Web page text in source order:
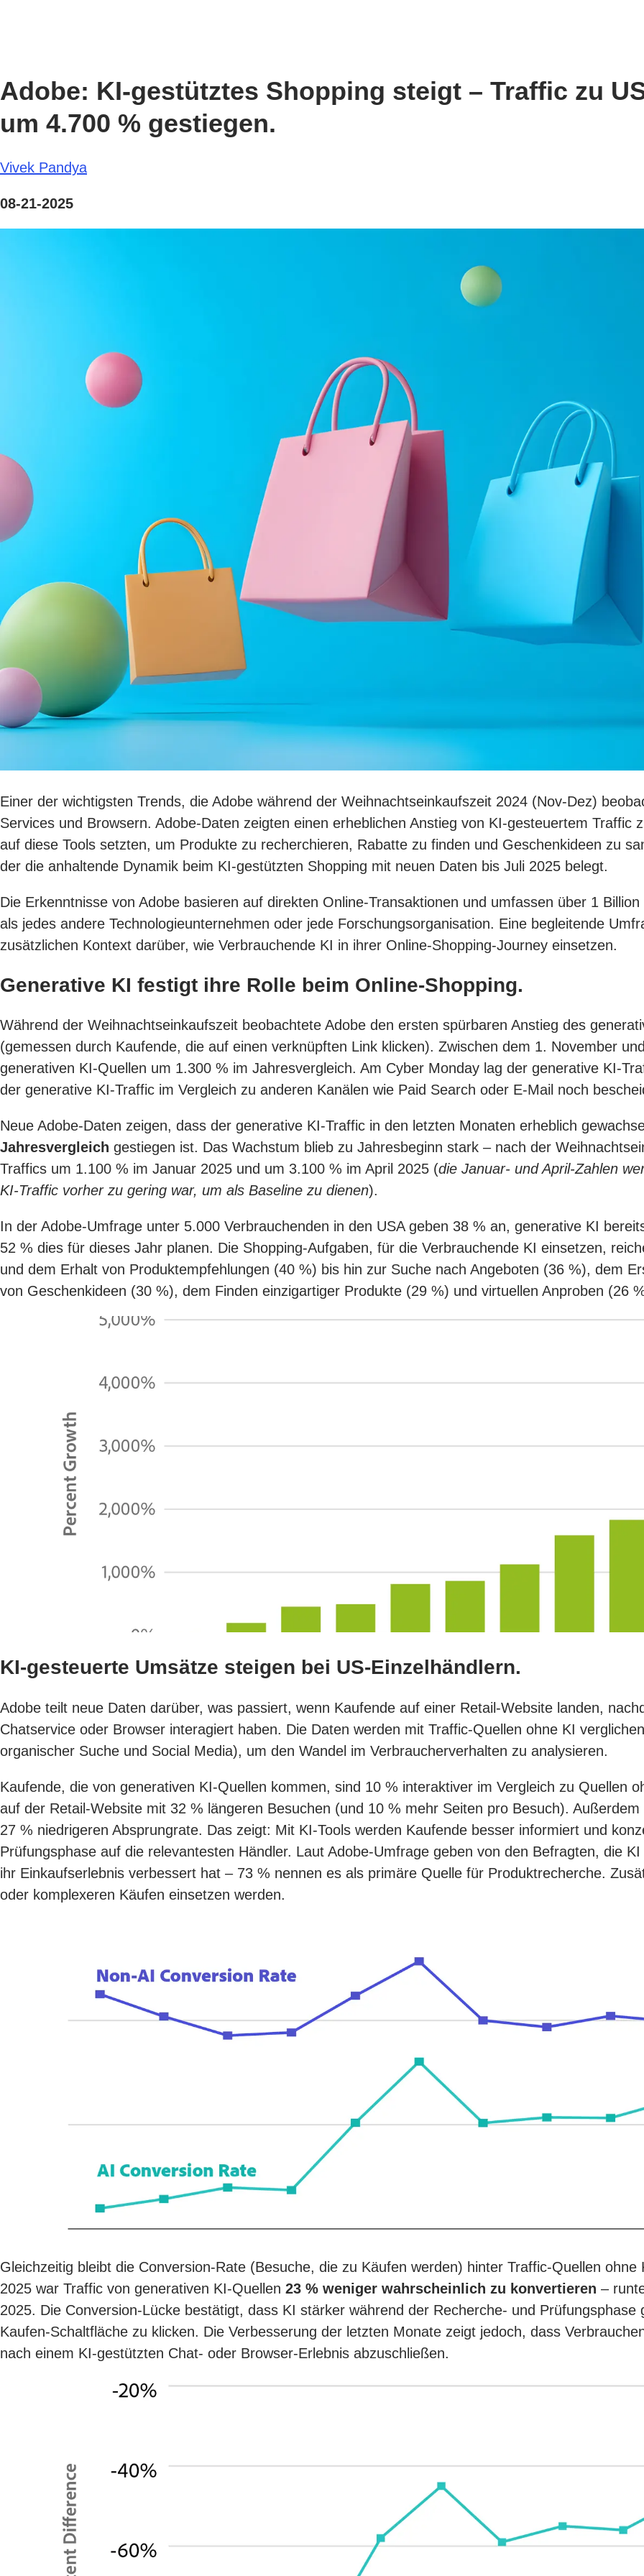
Adobe: KI-gestütztes Shopping steigt – Traffic zu
um 4.700 % gestiegen.
Vivek Pandya
08-21-2025
Einer der wichtigsten Trends, die Adobe während der Weihnachtseinkaufszeit 2024 (Nov-Dez)
Services und Browsern. Adobe-Daten zeigten einen erheblichen Anstieg von KI-gesteuertem Traffic
auf diese Tools setzten, um Produkte zu recherchieren, Rabatte zu finden und Geschenkideen zu
der die anhaltende Dynamik beim KI-gestützten Shopping mit neuen Daten bis Juli 2025 belegt.
Die Erkenntnisse von Adobe basieren auf direkten Online-Transaktionen und umfassen über 1
als jedes andere Technologieunternehmen oder jede Forschungsorganisation. Eine begleitende
zusätzlichen Kontext darüber, wie Verbrauchende KI in ihrer Online-Shopping-Journey einsetzen.
Generative KI festigt ihre Rolle beim Online-Shopping.
Während der Weihnachtseinkaufszeit beobachtete Adobe den ersten spürbaren Anstieg des
(gemessen durch Kaufende, die auf einen verknüpften Link klicken). Zwischen dem 1. November
generativen KI-Quellen um 1.300 % im Jahresvergleich. Am Cyber Monday lag der generative KI-
der generative KI-Traffic im Vergleich zu anderen Kanälen wie Paid Search oder E-Mail noch
Neue Adobe-Daten zeigen, dass der generative KI-Traffic in den letzten Monaten erheblich
Jahresvergleich gestiegen ist. Das Wachstum blieb zu Jahresbeginn stark – nach der
Traffics um 1.100 % im Januar 2025 und um 3.100 % im April 2025 (die Januar- und April-Zahlen
KI-Traffic vorher zu gering war, um als Baseline zu dienen).
In der Adobe-Umfrage unter 5.000 Verbrauchenden in den USA geben 38 % an, generative KI
52 % dies für dieses Jahr planen. Die Shopping-Aufgaben, für die Verbrauchende KI einsetzen,
und dem Erhalt von Produktempfehlungen (40 %) bis hin zur Suche nach Angeboten (36 %), dem
von Geschenkideen (30 %), dem Finden einzigartiger Produkte (29 %) und virtuellen Anproben (26
KI-gesteuerte Umsätze steigen bei US-Einzelhändlern.
Adobe teilt neue Daten darüber, was passiert, wenn Kaufende auf einer Retail-Website landen,
Chatservice oder Browser interagiert haben. Die Daten werden mit Traffic-Quellen ohne KI
organischer Suche und Social Media), um den Wandel im Verbraucherverhalten zu analysieren.
Kaufende, die von generativen KI-Quellen kommen, sind 10 % interaktiver im Vergleich zu Quellen
auf der Retail-Website mit 32 % längeren Besuchen (und 10 % mehr Seiten pro Besuch).
27 % niedrigeren Absprungrate. Das zeigt: Mit KI-Tools werden Kaufende besser informiert und
Prüfungsphase auf die relevantesten Händler. Laut Adobe-Umfrage geben von den Befragten, die
ihr Einkaufserlebnis verbessert hat – 73 % nennen es als primäre Quelle für Produktrecherche.
oder komplexeren Käufen einsetzen werden.
Gleichzeitig bleibt die Conversion-Rate (Besuche, die zu Käufen werden) hinter Traffic-Quellen
2025 war Traffic von generativen KI-Quellen 23 % weniger wahrscheinlich zu konvertieren –
2025. Die Conversion-Lücke bestätigt, dass KI stärker während der Recherche- und
Kaufen-Schaltfläche zu klicken. Die Verbesserung der letzten Monate zeigt jedoch, dass
nach einem KI-gestützten Chat- oder Browser-Erlebnis abzuschließen.